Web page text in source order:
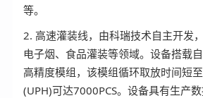
等。
2. 高速灌装线，由科瑞技术自主开发
电子烟、食品灌装等领域。设备搭载
高精度模组，该模组循环取放时间短
(UPH)可达7000PCS。设备具有生产